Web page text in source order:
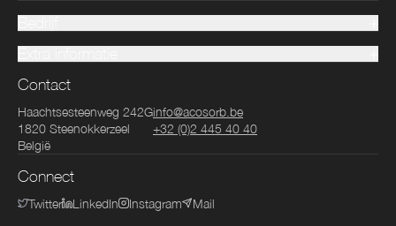
Contact
Haachtsesteenweg 242G
1820 Steenokkerzeel
België
info@acosorb.be
+32 (0)2 445 40 40
Connect
Twitter LinkedIn Instagram Mail